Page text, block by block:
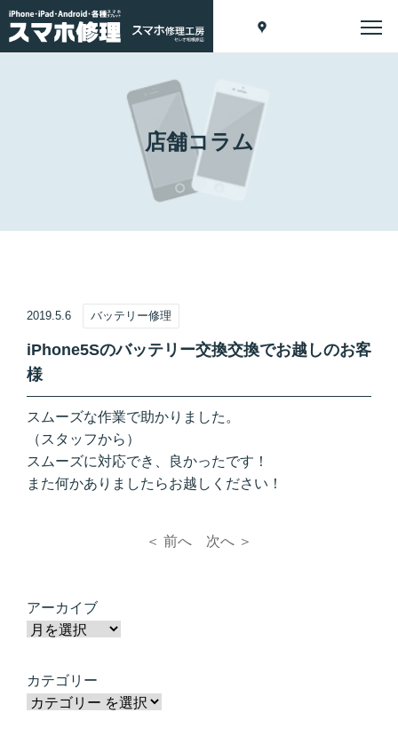
店舗コラム
2019.5.6 バッテリー修理
iPhone5Sのバッテリー交換交換でお越しのお客
様
スムーズな作業で助かりました。
（スタッフから）
スムーズに対応でき、良かったです！
また何かありましたらお越しください！
＜ 前へ 次へ ＞
アーカイブ
カテゴリー